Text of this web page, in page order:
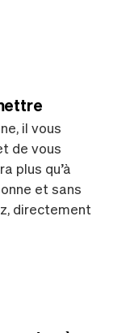
il vous
de vous
plus qu’à
et sans
directement